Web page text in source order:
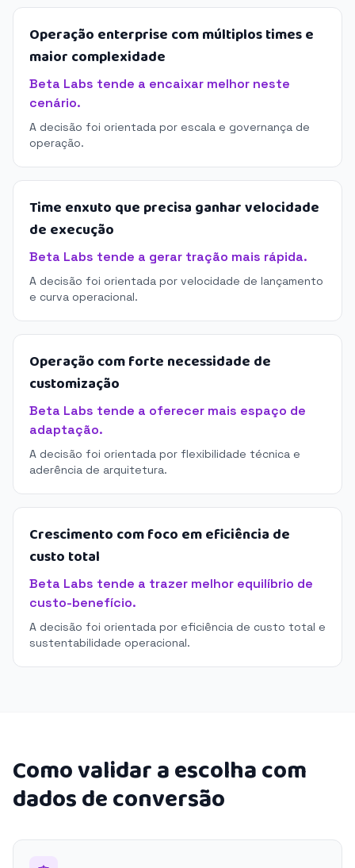
Operação enterprise com múltiplos times e
maior complexidade
Beta Labs tende a encaixar melhor neste
cenário.
A decisão foi orientada por escala e governança de
operação.
Time enxuto que precisa ganhar velocidade
de execução
Beta Labs tende a gerar tração mais rápida.
A decisão foi orientada por velocidade de lançamento
e curva operacional.
Operação com forte necessidade de
customização
Beta Labs tende a oferecer mais espaço de
adaptação.
A decisão foi orientada por flexibilidade técnica e
aderência de arquitetura.
Crescimento com foco em eficiência de
custo total
Beta Labs tende a trazer melhor equilíbrio de
custo-benefício.
A decisão foi orientada por eficiência de custo total e
sustentabilidade operacional.
Como validar a escolha com
dados de conversão